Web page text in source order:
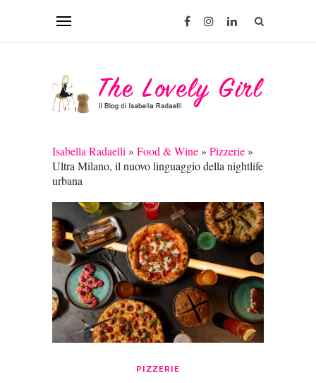
Isabella Radaelli » Food & Wine» Pizzerie»
Ultra Milano, il nuovo linguaggio della nightlife
urbana
PIZZERIE